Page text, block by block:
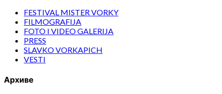
FESTIVAL MISTER VORKY
FILMOGRAFIJA
FOTO I VIDEO GALERIJA
PRESS
SLAVKO VORKAPICH
VESTI
Архиве